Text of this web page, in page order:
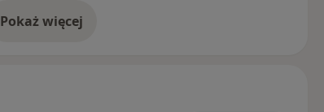
Pokaż więcejo doświadczeniu